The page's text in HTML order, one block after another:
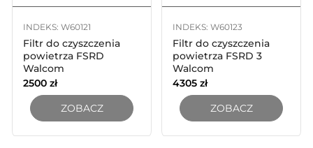
INDEKS: W60121
Filtr do czyszczenia
powietrza FSRD
Walcom
2500 zł
ZOBACZ
INDEKS: W60123
Filtr do czyszczenia
powietrza FSRD 3
Walcom
4305 zł
ZOBACZ